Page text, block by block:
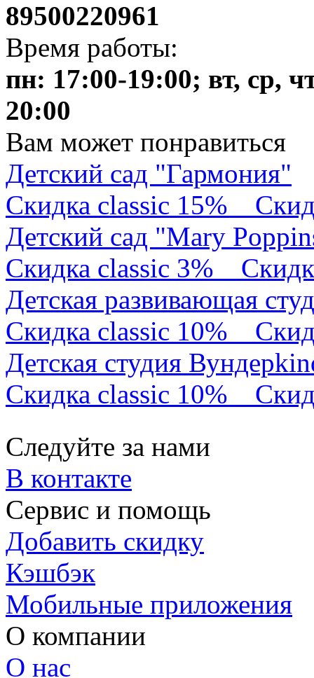
89500220961
Время работы:
пн: 17:00-19:00; вт, ср,
20:00
Вам может понравиться
Детский сад "Гармония"
Скидка classic 15%
Детский сад "Mary
Скидка classic 3%
Детская развивающая
Скидка classic 10%
Детская студия
Скидка classic 10%
Следуйте за нами
В контакте
Сервис и помощь
Добавить скидку
Кэшбэк
Мобильные приложения
О компании
О нас